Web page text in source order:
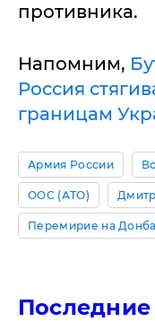
противника.
Напомним,
Россия
границам
Армия России
ООС (АТО)
Перемирие на
Последние